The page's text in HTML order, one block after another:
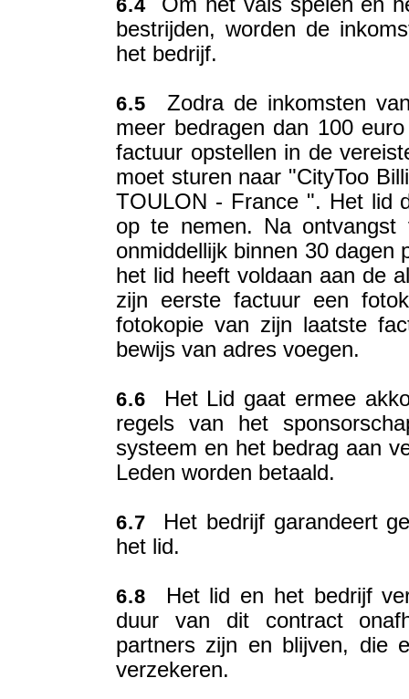
6.4
bestrijden, worden de
het bedrijf.
6.5 Zodra de inkomsten
meer bedragen dan 100
factuur opstellen in de
moet sturen naar "CityToo
TOULON - France ". Het lid
op te nemen. Na
onmiddellijk binnen 30 dagen
het lid heeft voldaan aan de
zijn eerste factuur een
fotokopie van zijn laatste
bewijs van adres voegen.
6.6 Het Lid gaat ermee
regels van het
systeem en het bedrag aan
Leden worden betaald.
6.7 Het bedrijf garandeert
het lid.
6.8 Het lid en het bedrijf
duur van dit contract
partners zijn en blijven, die
verzekeren.